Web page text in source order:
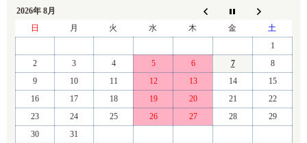
2026年 8月
日
月 火 水 木 金
土
1
2
3 4 5 6 7
8
9
10 11 12 13 14
15
16
17 18 19 20 21
22
23
24 25 26 27 28
29
30
31